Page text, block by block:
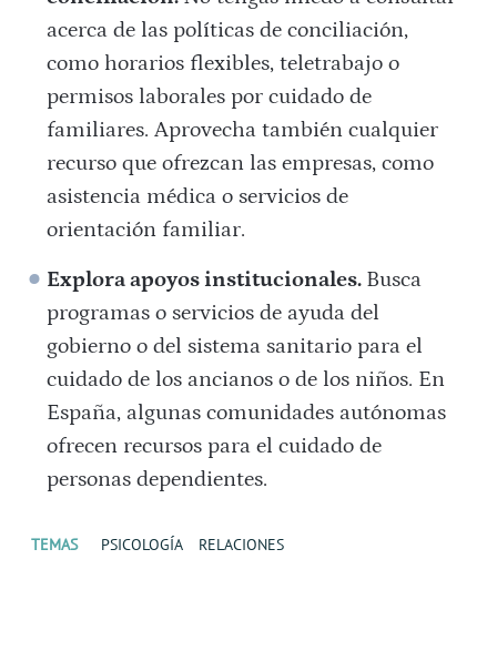
acerca de las políticas de conciliación,
como horarios flexibles, teletrabajo o
permisos laborales por cuidado de
familiares. Aprovecha también cualquier
recurso que ofrezcan las empresas, como
asistencia médica o servicios de
orientación familiar.
Explora apoyos institucionales. Busca
programas o servicios de ayuda del
gobierno o del sistema sanitario para el
cuidado de los ancianos o de los niños. En
España, algunas comunidades autónomas
ofrecen recursos para el cuidado de
personas dependientes.
TEMAS PSICOLOGÍA RELACIONES